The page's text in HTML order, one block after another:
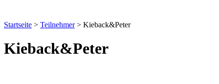
Startseite > Teilnehmer> Kieback&Peter
Kieback&Peter